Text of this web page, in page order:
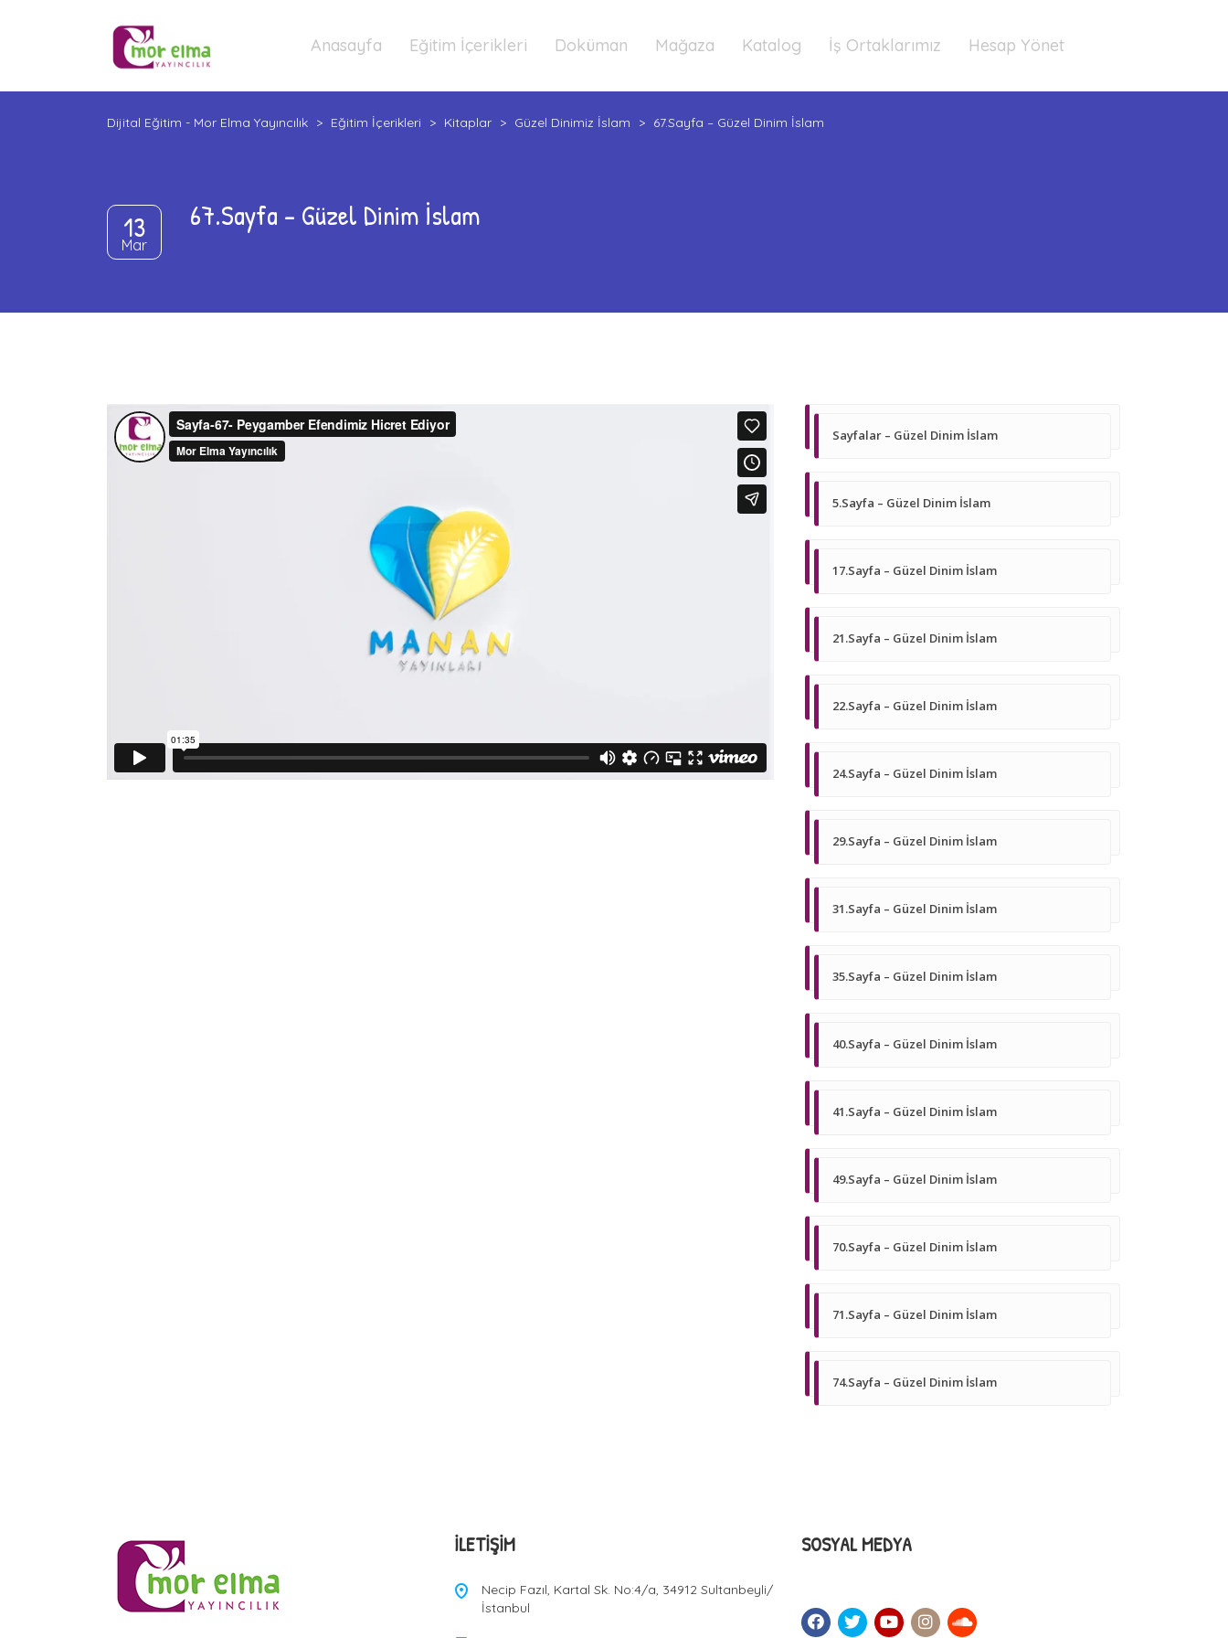
Anasayfa Eğitim İçerikleri Doküman Mağaza Katalog İş Ortaklarımız Hesap Yönet
Dijital Eğitim - Mor Elma Yayıncılık > Eğitim İçerikleri > Kitaplar > Güzel Dinimiz İslam > 67.Sayfa – Güzel Dinim İslam
13
Mar
67.Sayfa – Güzel Dinim İslam
Sayfalar – Güzel Dinim İslam
5.Sayfa – Güzel Dinim İslam
17.Sayfa – Güzel Dinim İslam
21.Sayfa – Güzel Dinim İslam
22.Sayfa – Güzel Dinim İslam
24.Sayfa – Güzel Dinim İslam
29.Sayfa – Güzel Dinim İslam
31.Sayfa – Güzel Dinim İslam
35.Sayfa – Güzel Dinim İslam
40.Sayfa – Güzel Dinim İslam
41.Sayfa – Güzel Dinim İslam
49.Sayfa – Güzel Dinim İslam
70.Sayfa – Güzel Dinim İslam
71.Sayfa – Güzel Dinim İslam
74.Sayfa – Güzel Dinim İslam
İLETIŞIM
Necip Fazıl, Kartal Sk. No:4/a, 34912 Sultanbeyli/
İstanbul
SOSYAL MEDYA